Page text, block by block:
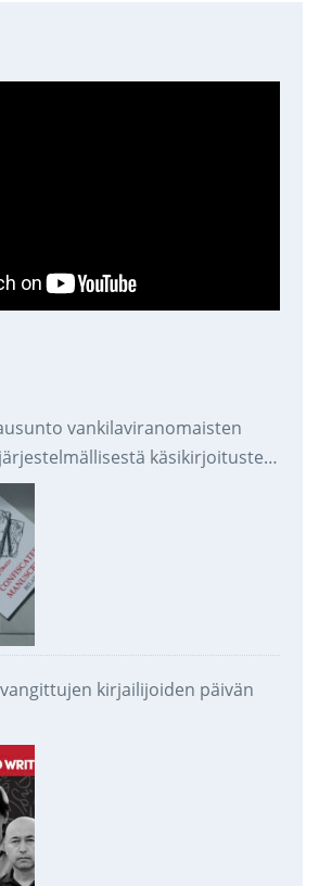
vankilaviranomaisten
käsikirjoitusten
ja tuhoamisesta
kirjailijoiden päivän